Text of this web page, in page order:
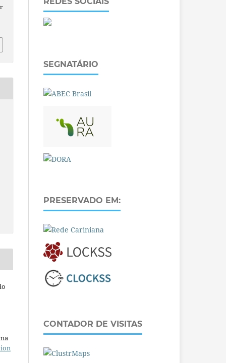
SEGNATÁRIO
PRESERVADO EM:
CONTADOR DE VISITAS